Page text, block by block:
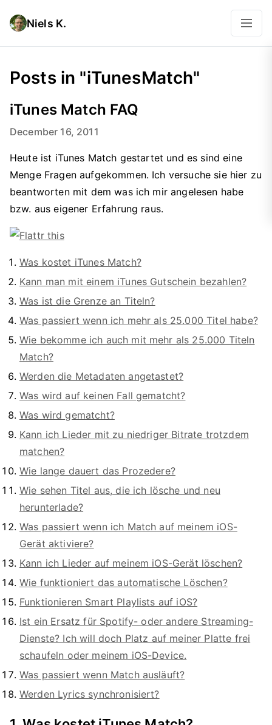
Niels K.
Posts in "iTunesMatch"
iTunes Match FAQ
December 16, 2011
Heute ist iTunes Match gestartet und es sind eine
Menge Fragen aufgekommen. Ich versuche sie hier zu
beantworten mit dem was ich mir angelesen habe
bzw. aus eigener Erfahrung raus.
Was kostet iTunes Match?
Kann man mit einem iTunes Gutschein bezahlen?
Was ist die Grenze an Titeln?
Was passiert wenn ich mehr als 25.000 Titel habe?
Wie bekomme ich auch mit mehr als 25.000 Titeln
Match?
Werden die Metadaten angetastet?
Was wird auf keinen Fall gematcht?
Was wird gematcht?
Kann ich Lieder mit zu niedriger Bitrate trotzdem
matchen?
Wie lange dauert das Prozedere?
Wie sehen Titel aus, die ich lösche und neu
herunterlade?
Was passiert wenn ich Match auf meinem iOS-
Gerät aktiviere?
Kann ich Lieder auf meinem iOS-Gerät löschen?
Wie funktioniert das automatische Löschen?
Funktionieren Smart Playlists auf iOS?
Ist ein Ersatz für Spotify- oder andere Streaming-
Dienste? Ich will doch Platz auf meiner Platte frei
schaufeln oder meinem iOS-Device.
Was passiert wenn Match ausläuft?
Werden Lyrics synchronisiert?